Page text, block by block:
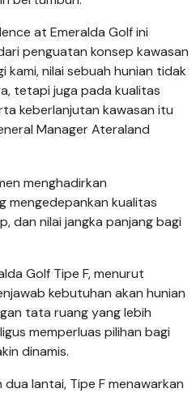
at Emeralda Golf ini
penguatan konsep kawasan
kami, nilai sebuah hunian tidak
tetapi juga pada kualitas
keberlanjutan kawasan itu
Manager Ateraland
menghadirkan
mengedepankan kualitas
dan nilai jangka panjang bagi
Golf Tipe F, menurut
kebutuhan akan hunian
tata ruang yang lebih
memperluas pilihan bagi
dinamis.
lantai, Tipe F menawarkan